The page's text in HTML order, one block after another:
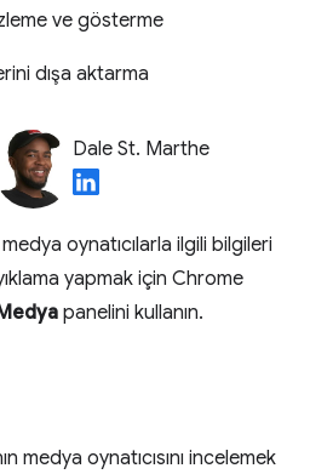
ve gösterme
dışa aktarma
Dale St. Marthe
oynatıcılarla ilgili bilgileri
yapmak için Chrome
panelini kullanın.
medya oynatıcısını incelemek